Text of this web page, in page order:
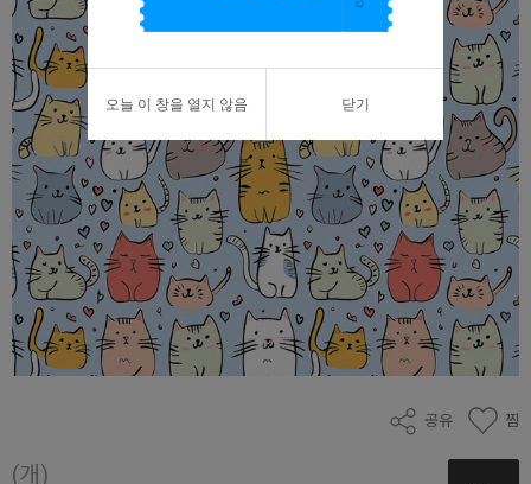
공유 찜
(개)
오늘 이 창을 열지 않음 닫기